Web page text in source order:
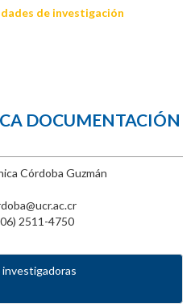
de investigación
DOCUMENTACIÓN
Córdoba Guzmán
2511-4750
investigadoras